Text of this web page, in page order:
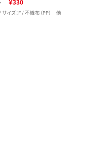
イズ：F / 不織布（PP） 他